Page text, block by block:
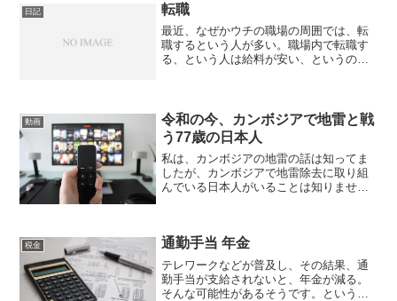
日記 転職
最近、なぜかウチの職場の周囲では、転
職するという人が多い。職場内で転職す
る、という人は給料が安い、というのが
転職の理由。どちらの理由...
動画
令和の今、カンボジアで地雷と戦
う77歳の日本人
私は、カンボジアの地雷の話は知ってま
したが、カンボジアで地雷除去に取り組
んでいる日本人がいることは知りません
を見て、初めて知りまし...
税金 通勤手当 年金
テレワークなどが普及し、その結果、通
勤手当が支給されないと、年金が減る。
そんな可能性があるそうです。というの